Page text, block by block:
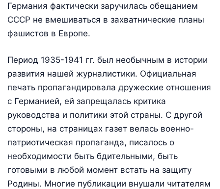
Германия фактически заручилась обещанием
СССР не вмешиваться в захватнические планы
фашистов в Европе.
Период 1935-1941 гг. был необычным в истории
развития нашей журналистики. Официальная
печать пропагандировала дружеские отношения
с Германией, ей запрещалась критика
руководства и политики этой страны. С другой
стороны, на страницах газет велась военно-
патриотическая пропаганда, писалось о
необходимости быть бдительными, быть
готовыми в любой момент встать на защиту
Родины. Многие публикации внушали читателям